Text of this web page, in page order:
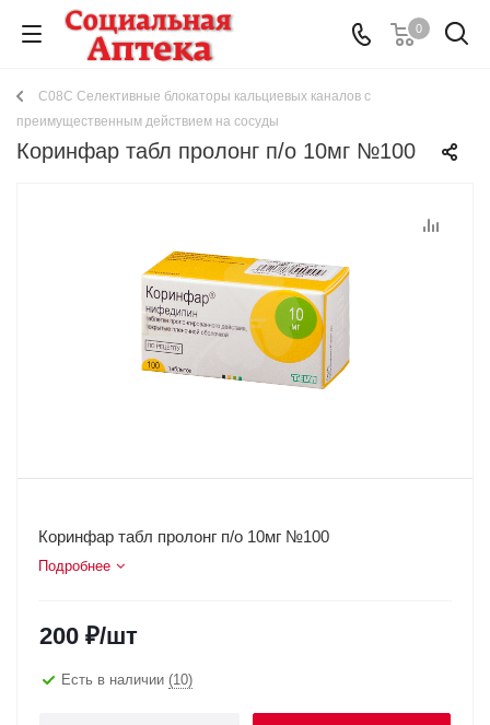
0
C08C Селективные блокаторы кальциевых каналов с
преимущественным действием на сосуды
Коринфар табл пролонг п/о 10мг №100
Коринфар табл пролонг п/о 10мг №100
Подробнее
200 ₽/шт
Есть в наличии (10)